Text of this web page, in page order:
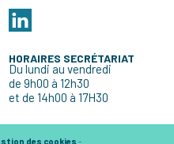
HORAIRES SECRÉTARIAT
Du lundi au vendredi
de 9h00 à 12h30
et de 14h00 à 17H30
des cookies -